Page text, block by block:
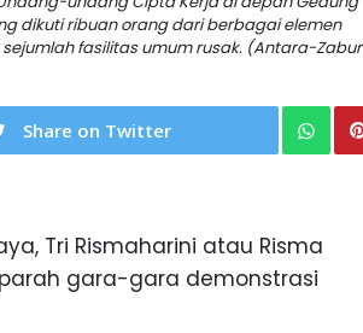
dikuti ribuan orang dari berbagai elemen
fasilitas umum rusak. (Antara-Zabur
Share on Twitter
Tri Rismaharini atau Risma
gara-gara demonstrasi